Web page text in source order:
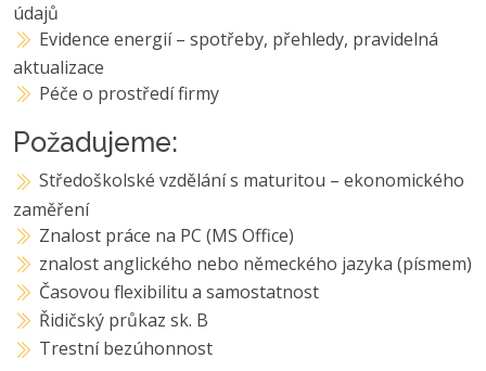
údajů
Evidence energií – spotřeby, přehledy, pravidelná
aktualizace
Péče o prostředí firmy
Požadujeme:
Středoškolské vzdělání s maturitou – ekonomického
zaměření
Znalost práce na PC (MS Office)
znalost anglického nebo německého jazyka (písmem)
Časovou flexibilitu a samostatnost
Řidičský průkaz sk. B
Trestní bezúhonnost